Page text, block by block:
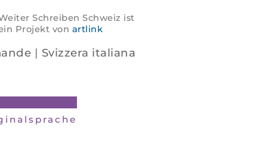
Schreiben Schweiz ist
Projekt von artlink
| Svizzera italiana